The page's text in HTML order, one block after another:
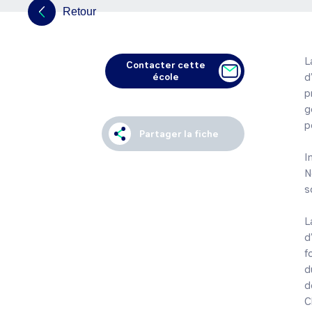
Retour
Contacter cette
école
Partager la fiche